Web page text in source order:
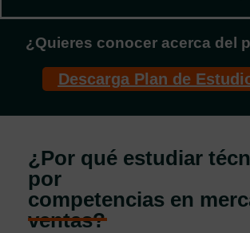
¿Quieres conocer acerca del
Descarga Plan de
¿Por qué estudiar
por
competencias en
ventas?